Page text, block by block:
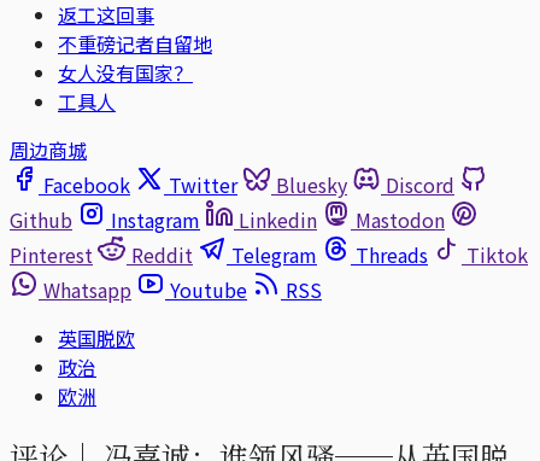
返工这回事
不重磅记者自留地
女人没有国家？
工具人
周边商城
Facebook
Twitter Bluesky
Discord
Github
Instagram Linkedin
Mastodon
Pinterest
Reddit Telegram Threads
Tiktok
Whatsapp
Youtube
RSS
英国脱欧
政治
欧洲